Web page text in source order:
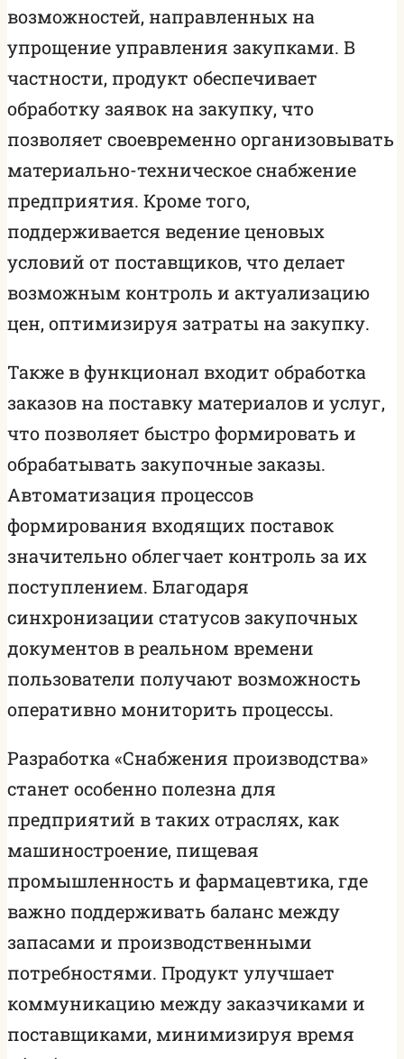
возможностей, направленных на
упрощение управления закупками. В
частности, продукт обеспечивает
обработку заявок на закупку, что
позволяет своевременно организовывать
материально-техническое снабжение
предприятия. Кроме того,
поддерживается ведение ценовых
условий от поставщиков, что делает
возможным контроль и актуализацию
цен, оптимизируя затраты на закупку.
Также в функционал входит обработка
заказов на поставку материалов и услуг,
что позволяет быстро формировать и
обрабатывать закупочные заказы.
Автоматизация процессов
формирования входящих поставок
значительно облегчает контроль за их
поступлением. Благодаря
синхронизации статусов закупочных
документов в реальном времени
пользователи получают возможность
оперативно мониторить процессы.
Разработка «Снабжения производства»
станет особенно полезна для
предприятий в таких отраслях, как
машиностроение, пищевая
промышленность и фармацевтика, где
важно поддерживать баланс между
запасами и производственными
потребностями. Продукт улучшает
коммуникацию между заказчиками и
поставщиками, минимизируя время